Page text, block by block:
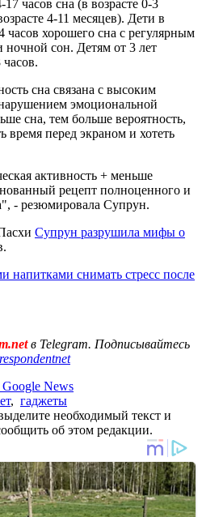
часов сна (в возрасте 0-3
4-11 месяцев). Дети в
часов хорошего сна с регулярным
сон. Детям от 3 лет
сна связана с высоким
эмоциональной
сна, тем больше вероятность,
время перед экраном и хотеть
активность + меньше
рецепт полноценного и
- резюмировала Супрун.
Супрун разрушила мифы о
напитками снимать стресс после
в Telegram. Подписывайтесь
News
, гаджеты
необходимый текст и
об этом редакции.